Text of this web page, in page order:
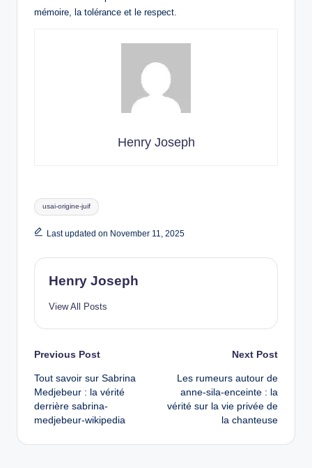
mémoire, la tolérance et le respect.
Henry Joseph
Tags:
usai-origine-juif
Last updated on November 11, 2025
Henry Joseph
View All Posts
Post
navigation
Previous Post
Tout savoir sur Sabrina
Medjebeur : la vérité
derrière sabrina-
medjebeur-wikipedia
Next Post
Les rumeurs autour de
anne-sila-enceinte : la
vérité sur la vie privée de
la chanteuse